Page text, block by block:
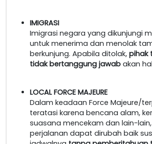
IMIGRASI
Imigrasi negara yang dikunjungi
untuk menerima dan menolak
berkunjung. Apabila ditolak, pihak
tidak bertanggung jawab akan
LOCAL FORCE MAJEURE
Dalam keadaan Force Majeure/
teratasi karena bencana alam,
suasana mencekam dan lain-
perjalanan dapat dirubah baik